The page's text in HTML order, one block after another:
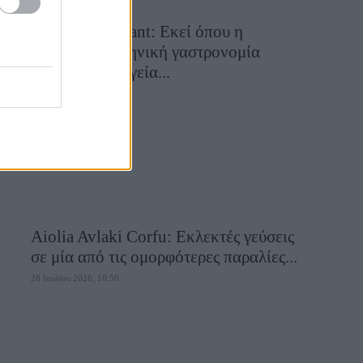
Cavos Restaurant: Εκεί όπου η
αυθεντική ελληνική γαστρονομία
συναντά τη μαγεία...
Aiolia Avlaki Corfu: Εκλεκτές γεύσεις
σε μία από τις ομορφότερες παραλίες...
28 Ιουλίου 2026, 10:50